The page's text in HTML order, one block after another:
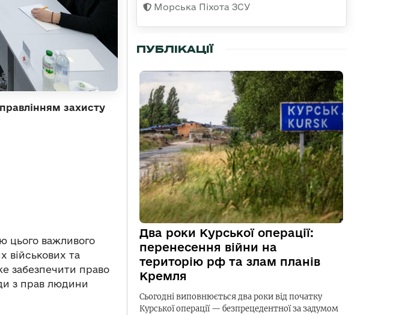
захисту
цього важливого
військових та
забезпечити право
з прав людини
Морська Піхота ЗСУ
ПУБЛІКАЦІЇ
Два роки Курської операції:
перенесення війни на
територію рф та злам планів
Кремля
Сьогодні виповнюється два роки від початку
Курської операції — безпрецедентної за задумом